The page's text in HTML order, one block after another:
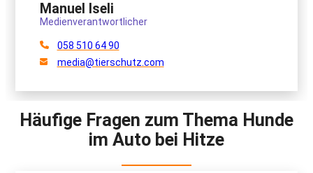
Manuel Iseli
Medienverantwortlicher
058 510 64 90
media@tierschutz.com
Häufige Fragen zum Thema Hunde
im Auto bei Hitze